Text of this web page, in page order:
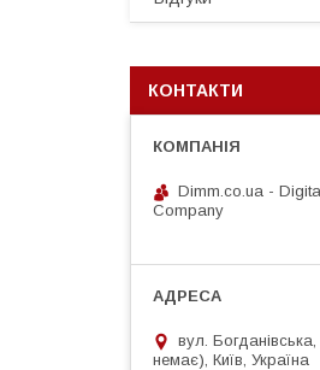
КОНТАКТИ
Dimm.co.ua -
Company
вул.
немає), Київ, Україна